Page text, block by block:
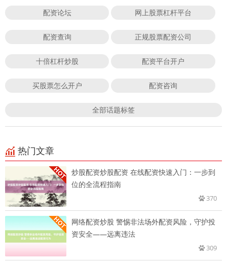
配资论坛 网上股票杠杆平台
配资查询 正规股票配资公司
十倍杠杆炒股 配资平台开户
买股票怎么开户 配资咨询
全部话题标签
热门文章
炒股配资炒股配资 在线配资快速入门：一步到
位的全流程指南
370
网络配资炒股 警惕非法场外配资风险，守护投
资安全——远离违法
309